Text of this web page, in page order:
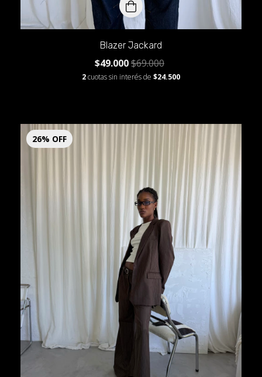
Blazer Jackard
$49.000$69.000
2cuotas sin interés de $24.500
26% OFF